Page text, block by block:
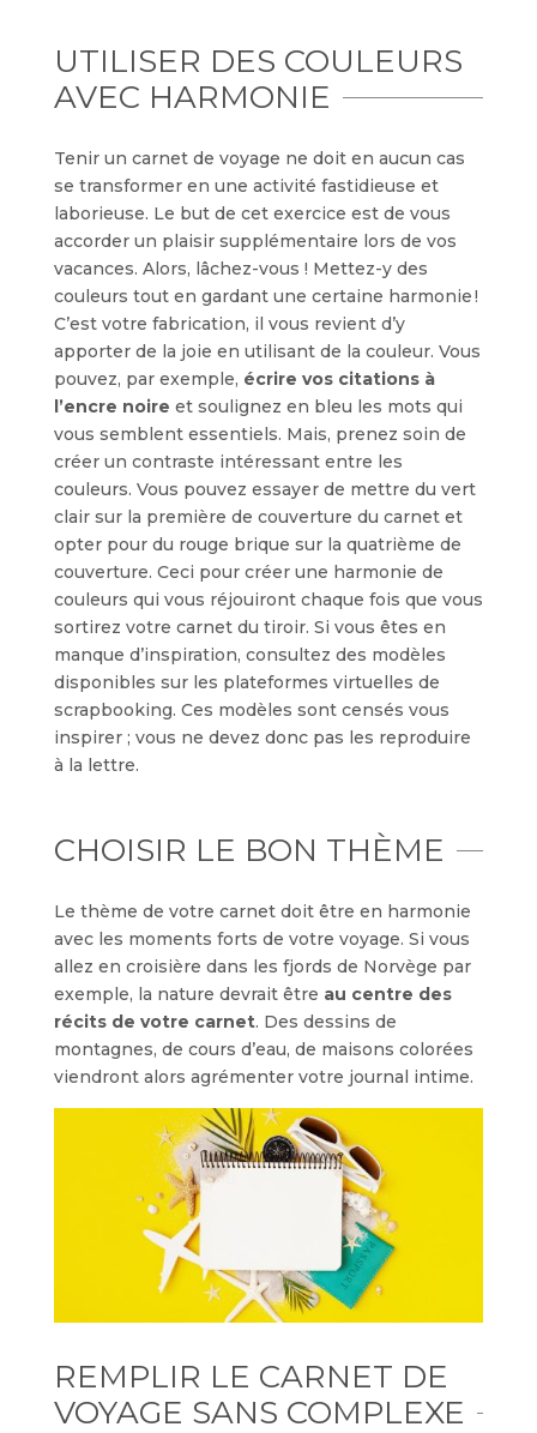
UTILISER DES COULEURS
AVEC HARMONIE
Tenir un carnet de voyage ne doit en aucun cas
se transformer en une activité fastidieuse et
laborieuse. Le but de cet exercice est de vous
accorder un plaisir supplémentaire lors de vos
vacances. Alors, lâchez-vous ! Mettez-y des
couleurs tout en gardant une certaine harmonie !
C’est votre fabrication, il vous revient d’y
apporter de la joie en utilisant de la couleur. Vous
pouvez, par exemple, écrire vos citations à
l’encre noire et soulignez en bleu les mots qui
vous semblent essentiels. Mais, prenez soin de
créer un contraste intéressant entre les
couleurs. Vous pouvez essayer de mettre du vert
clair sur la première de couverture du carnet et
opter pour du rouge brique sur la quatrième de
couverture. Ceci pour créer une harmonie de
couleurs qui vous réjouiront chaque fois que vous
sortirez votre carnet du tiroir. Si vous êtes en
manque d’inspiration, consultez des modèles
disponibles sur les plateformes virtuelles de
scrapbooking. Ces modèles sont censés vous
inspirer ; vous ne devez donc pas les reproduire
à la lettre.
CHOISIR LE BON THÈME
Le thème de votre carnet doit être en harmonie
avec les moments forts de votre voyage. Si vous
allez en croisière dans les fjords de Norvège par
exemple, la nature devrait être au centre des
récits de votre carnet. Des dessins de
montagnes, de cours d’eau, de maisons colorées
viendront alors agrémenter votre journal intime.
REMPLIR LE CARNET DE
VOYAGE SANS COMPLEXE